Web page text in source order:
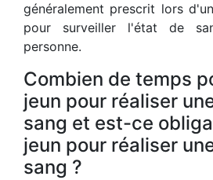
généralement prescrit lors
pour surveiller l'état de
personne.
Combien de temps
jeun pour réaliser
sang et est-ce
jeun pour réaliser
sang ?